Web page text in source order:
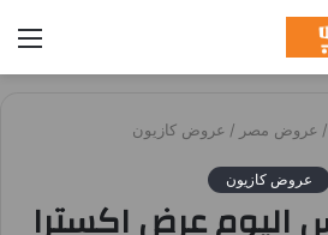
/ عروض مصر / عروض كازيون
عروض كازيون
عرض اكسترا